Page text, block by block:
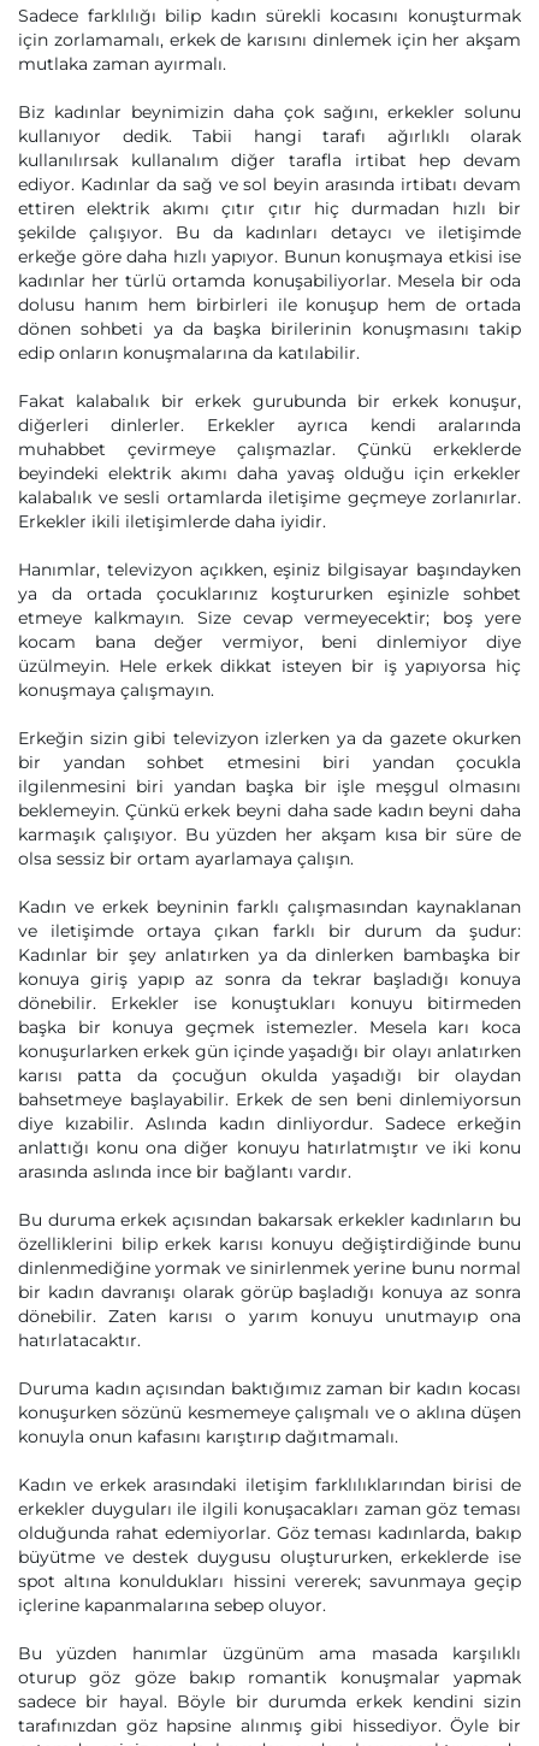
Sadece farklılığı bilip kadın sürekli kocasını konuşturmak
için zorlamamalı, erkek de karısını dinlemek için her akşam
mutlaka zaman ayırmalı.
Biz kadınlar beynimizin daha çok sağını, erkekler solunu
kullanıyor dedik. Tabii hangi tarafı ağırlıklı olarak
kullanılırsak kullanalım diğer tarafla irtibat hep devam
ediyor. Kadınlar da sağ ve sol beyin arasında irtibatı devam
ettiren elektrik akımı çıtır çıtır hiç durmadan hızlı bir
şekilde çalışıyor. Bu da kadınları detaycı ve iletişimde
erkeğe göre daha hızlı yapıyor. Bunun konuşmaya etkisi ise
kadınlar her türlü ortamda konuşabiliyorlar. Mesela bir oda
dolusu hanım hem birbirleri ile konuşup hem de ortada
dönen sohbeti ya da başka birilerinin konuşmasını takip
edip onların konuşmalarına da katılabilir.
Fakat kalabalık bir erkek gurubunda bir erkek konuşur,
diğerleri dinlerler. Erkekler ayrıca kendi aralarında
muhabbet çevirmeye çalışmazlar. Çünkü erkeklerde
beyindeki elektrik akımı daha yavaş olduğu için erkekler
kalabalık ve sesli ortamlarda iletişime geçmeye zorlanırlar.
Erkekler ikili iletişimlerde daha iyidir.
Hanımlar, televizyon açıkken, eşiniz bilgisayar başındayken
ya da ortada çocuklarınız koştururken eşinizle sohbet
etmeye kalkmayın. Size cevap vermeyecektir; boş yere
kocam bana değer vermiyor, beni dinlemiyor diye
üzülmeyin. Hele erkek dikkat isteyen bir iş yapıyorsa hiç
konuşmaya çalışmayın.
Erkeğin sizin gibi televizyon izlerken ya da gazete okurken
bir yandan sohbet etmesini biri yandan çocukla
ilgilenmesini biri yandan başka bir işle meşgul olmasını
beklemeyin. Çünkü erkek beyni daha sade kadın beyni daha
karmaşık çalışıyor. Bu yüzden her akşam kısa bir süre de
olsa sessiz bir ortam ayarlamaya çalışın.
Kadın ve erkek beyninin farklı çalışmasından kaynaklanan
ve iletişimde ortaya çıkan farklı bir durum da şudur:
Kadınlar bir şey anlatırken ya da dinlerken bambaşka bir
konuya giriş yapıp az sonra da tekrar başladığı konuya
dönebilir. Erkekler ise konuştukları konuyu bitirmeden
başka bir konuya geçmek istemezler. Mesela karı koca
konuşurlarken erkek gün içinde yaşadığı bir olayı anlatırken
karısı patta da çocuğun okulda yaşadığı bir olaydan
bahsetmeye başlayabilir. Erkek de sen beni dinlemiyorsun
diye kızabilir. Aslında kadın dinliyordur. Sadece erkeğin
anlattığı konu ona diğer konuyu hatırlatmıştır ve iki konu
arasında aslında ince bir bağlantı vardır.
Bu duruma erkek açısından bakarsak erkekler kadınların bu
özelliklerini bilip erkek karısı konuyu değiştirdiğinde bunu
dinlenmediğine yormak ve sinirlenmek yerine bunu normal
bir kadın davranışı olarak görüp başladığı konuya az sonra
dönebilir. Zaten karısı o yarım konuyu unutmayıp ona
hatırlatacaktır.
Duruma kadın açısından baktığımız zaman bir kadın kocası
konuşurken sözünü kesmemeye çalışmalı ve o aklına düşen
konuyla onun kafasını karıştırıp dağıtmamalı.
Kadın ve erkek arasındaki iletişim farklılıklarından birisi de
erkekler duyguları ile ilgili konuşacakları zaman göz teması
olduğunda rahat edemiyorlar. Göz teması kadınlarda, bakıp
büyütme ve destek duygusu oluştururken, erkeklerde ise
spot altına konuldukları hissini vererek; savunmaya geçip
içlerine kapanmalarına sebep oluyor.
Bu yüzden hanımlar üzgünüm ama masada karşılıklı
oturup göz göze bakıp romantik konuşmalar yapmak
sadece bir hayal. Böyle bir durumda erkek kendini sizin
tarafınızdan göz hapsine alınmış gibi hissediyor. Öyle bir